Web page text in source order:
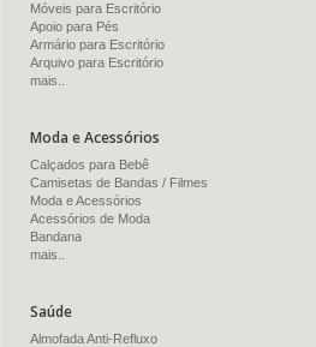
Móveis para Escritório
Apoio para Pés
Armário para Escritório
Arquivo para Escritório
mais..
Moda e Acessórios
Calçados para Bebê
Camisetas de Bandas / Filmes
Moda e Acessórios
Acessórios de Moda
Bandana
mais..
Saúde
Almofada Anti-Refluxo